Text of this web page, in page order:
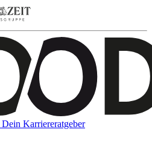
Dein Karriereratgeber